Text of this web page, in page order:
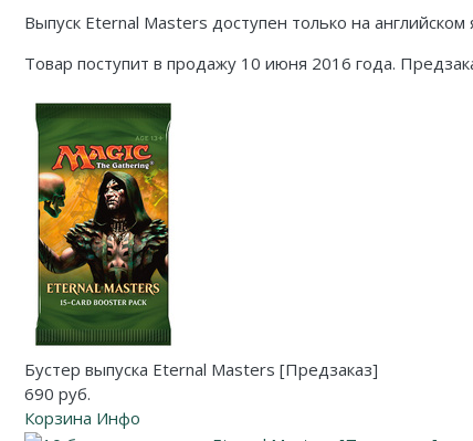
Выпуск Eternal Masters доступен только на английском
Товар поступит в продажу 10 июня 2016 года.
Бустер выпуска Eternal Masters [Предзаказ]
690 руб.
Корзина Инфо
Кооперативные
Стратегические
Приключения
Экономические
Тактические
Детективные
Игры-квесты
Викторины
Эволюция
Зельеварение
Стиль Жизни
Crowd Games
Lavka Games
GaGa Games
Эврикус
Банда умников
Саграда